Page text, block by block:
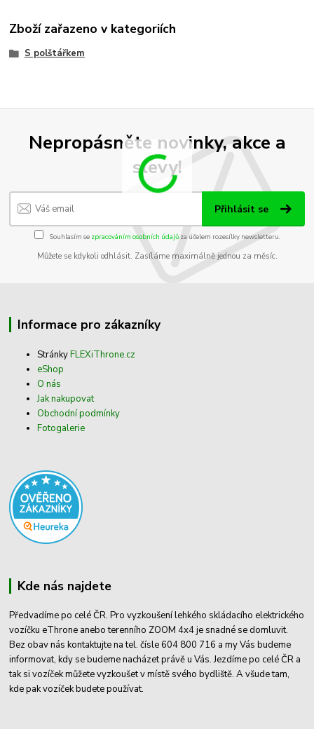
Zboží zařazeno v kategoriích
S polštářkem
Nepropásněte novinky, akce a
slevy!
Přihlásit se
Souhlasím se zpracováním osobních údajůza účelem rozesílky newsletteru.
Můžete se kdykoli odhlásit. Zasíláme maximálně jednou za měsíc.
Informace pro zákazníky
StránkyFLEXiThrone.cz
eShop
O nás
Jak nakupovat
Obchodní podmínky
Fotogalerie
Kde nás najdete
Předvadíme po celé ČR. Pro vyzkoušení lehkého skládacího elektrického
vozíčku eThrone anebo terenního ZOOM 4x4 je snadné se domluvit.
Bez obav nás kontaktujte na tel. čísle 604 800 716 a my Vás budeme
informovat, kdy se budeme nacházet právě u Vás. Jezdíme po celé ČR a
tak si vozíček můžete vyzkoušet v místě svého bydliště. A všude tam,
kde pak vozíček budete používat.